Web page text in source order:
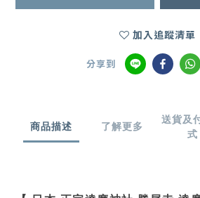
加入追蹤清單
分享到
商品描述 了解更多
送貨及
式